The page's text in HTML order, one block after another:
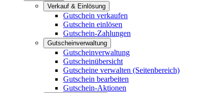
Verkauf & Einlösung
Gutschein verkaufen
Gutschein einlösen
Gutschein-Zahlungen
Gutscheinverwaltung
Gutscheinverwaltung
Gutscheinübersicht
Gutscheine verwalten (Seitenbereich)
Gutschein bearbeiten
Gutschein-Aktionen